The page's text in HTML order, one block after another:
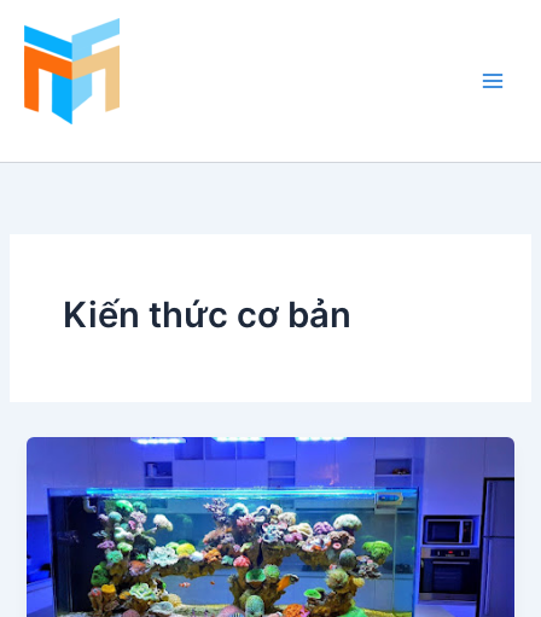
Kiến thức cơ bản